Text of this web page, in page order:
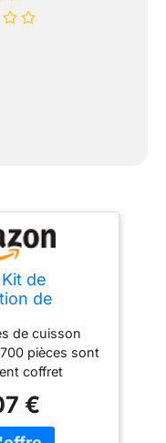
Kit de
de
des
charnière,
tournant,
de cuisson
pièces sont
coffret
la
de gâteaux. ✔
€